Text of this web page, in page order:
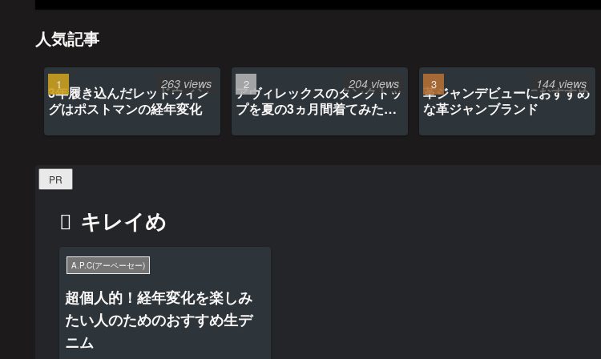
人気記事
3年履き込んだレッドウィン
グはポストマンの経年変化
263 views
アヴィレックスのタンクトッ
プを夏の3ヵ月間着てみたら
204 views
革ジャンデビューにおすすめ
な革ジャンブランド
144 views
PR
キレイめ
A.P.C(アーペーセー)
超個人的！経年変化を楽しみ
たい人のためのおすすめ生デ
ニム